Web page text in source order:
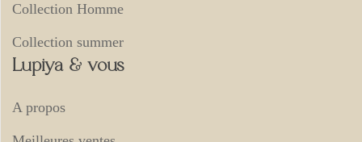
Collection Homme
Collection summer
Lupiya & vous
A propos